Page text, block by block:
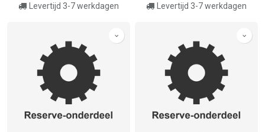
Levertijd 3-7 werkdagen Levertijd 3-7 werkdagen